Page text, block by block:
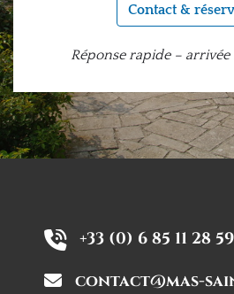
Contact &
Réponse rapide – arrivée
+33 (0) 6 85 11 28 59
contact@mas-